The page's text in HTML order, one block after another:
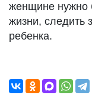
женщине нужно
жизни, следить
ребенка.